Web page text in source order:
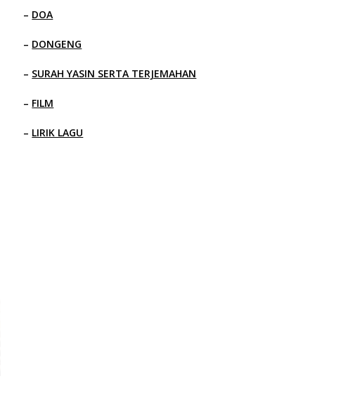
– DOA
– DONGENG
– SURAH YASIN SERTA TERJEMAHAN
– FILM
– LIRIK LAGU